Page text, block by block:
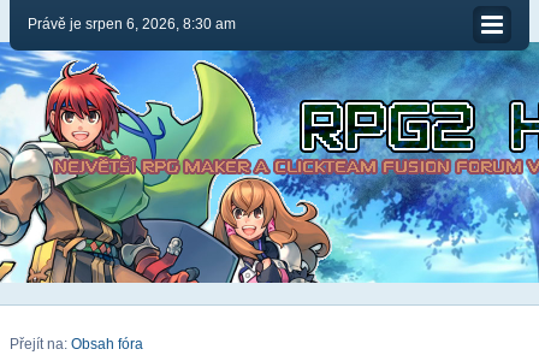
Právě je srpen 6, 2026, 8:30 am
Přejít na: Obsah fóra